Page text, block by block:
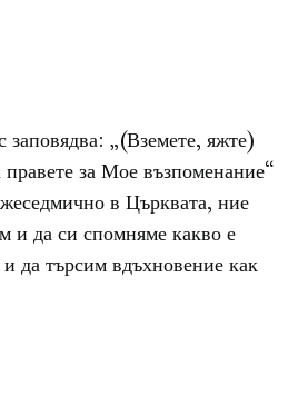
заповядва: „(Вземете, яжте)
правете за Мое възпоменание“
в Църквата, ние
и да си спомняме какво е
да търсим вдъхновение как